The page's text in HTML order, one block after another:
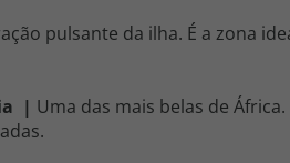
pulsante da ilha. É a zona
| Uma das mais belas de